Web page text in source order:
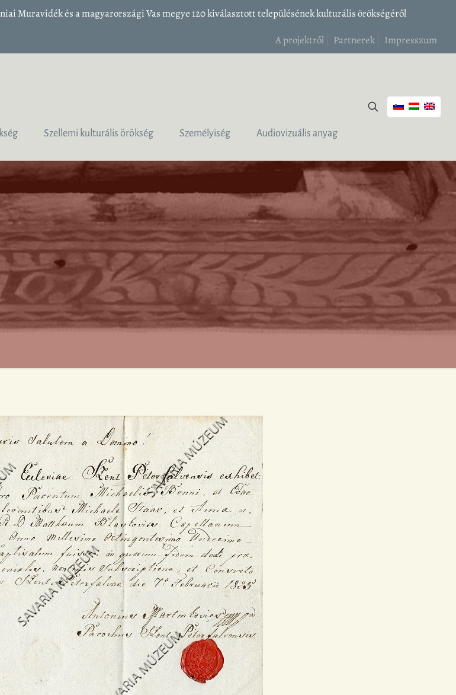
Muravidék és a magyarországi Vas megye 120 kiválasztott településének kulturális örökségéről
A projektről
Partnerek Impresszum
Szellemi kulturális örökség Személyiség Audiovizuális anyag